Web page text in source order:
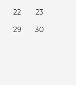
22
23
29
30